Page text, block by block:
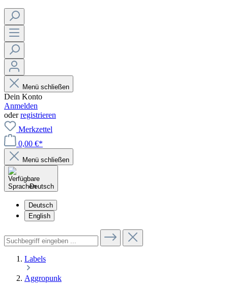
Menü schließen
Dein Konto
Anmelden
oderregistrieren
Merkzettel
0,00 €*
Menü schließen
Deutsch
Deutsch
English
Labels
Aggropunk